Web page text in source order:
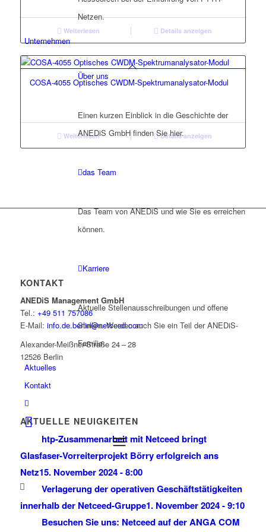
Netzen.
Unternehmen
Über uns
Einen kurzen Einblick in die Geschichte der
ANEDiS GmbH finden Sie hier.
das Team
Das Team von ANEDiS und wie Sie es erreichen
können.
Karriere
Aktuelle Stellenausschreibungen und offene
Stellen. Werden auch Sie ein Teil der ANEDiS-
Familie.
Aktuelles
Kontakt
Weiterlesen Details anzeigen
COSA-4055 Optisches CWDM-Spektrumanalysator-Modul
Weiterlesen Details anzeigen
KONTAKT
ANEDiS Management GmbH
Tel.: +49 511 757086
E-Mail: info.de.berlin@netceed.com
Alexander-Meißner-Straße 24 – 28
12526 Berlin
AKTUELLE NEUIGKEITEN
htp-Zusammenarbeit mit Netceed bringt
Glasfaser-Vorreiterprojekt Börry erfolgreich ans
Netz15. November 2024 - 8:00
Verlagerung der operativen Geschäftstätigkeiten
innerhalb der Netceed-Gruppe1. November 2024 - 9:10
Besuchen Sie uns: Netceed auf der ANGA COM